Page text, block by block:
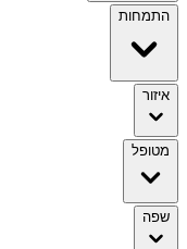
התמחות
איזור
מטופל
שפה